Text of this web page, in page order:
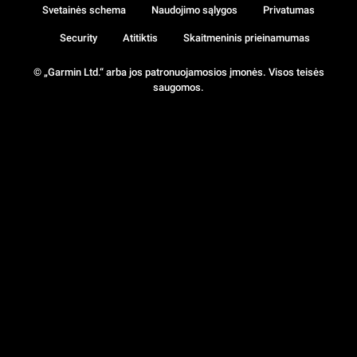
© „Garmin Ltd.“ arba jos patronuojamosios įmonės. Visos teisės
saugomos.
Svetainės schema Naudojimo sąlygos Privatumas
Security Atitiktis Skaitmeninis prieinamumas